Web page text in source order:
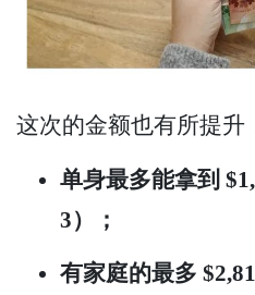
这次的金额也有所提升
单身最多能拿到
3）；
有家庭的最多